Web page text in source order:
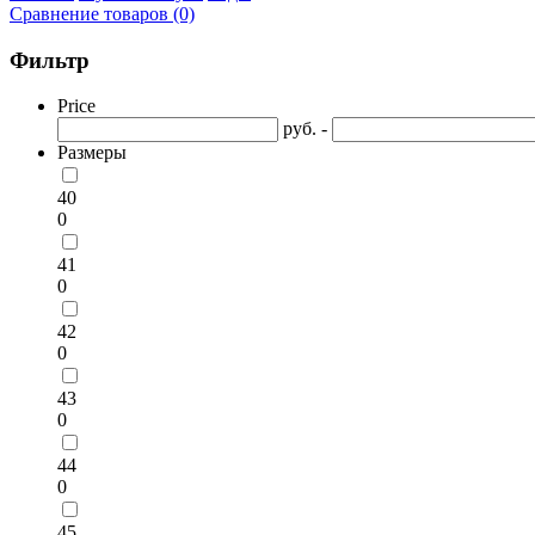
Сравнение товаров (0)
Фильтр
Price
руб. -
Размеры
40
0
41
0
42
0
43
0
44
0